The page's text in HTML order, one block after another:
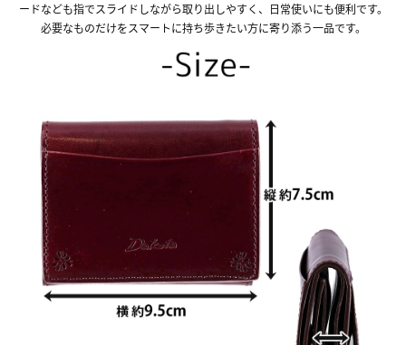
ードなども指でスライドしながら取り出しやすく、日常使いにも便利です。
必要なものだけをスマートに持ち歩きたい方に寄り添う一品です。